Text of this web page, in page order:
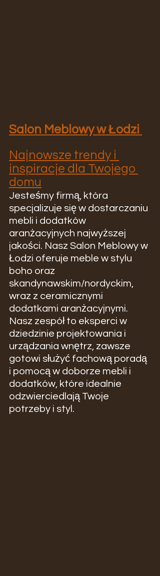
Salon Meblowy w Łodzi
Najnowsze trendy i
inspiracje dla Twojego
domu
Jesteśmy firmą, która
specjalizuje się w dostarczaniu
mebli i dodatków
aranżacyjnych najwyższej
jakości. Nasz Salon Meblowy w
Łodzi oferuje meble w stylu
boho oraz
skandynawskim/nordyckim,
wraz z ceramicznymi
dodatkami aranżacyjnymi.
Nasz zespół to eksperci w
dziedzinie projektowania i
urządzania wnętrz, zawsze
gotowi służyć fachową poradą
i pomocą w doborze mebli i
dodatków, które idealnie
odzwierciedlają Twoje
potrzeby i styl.